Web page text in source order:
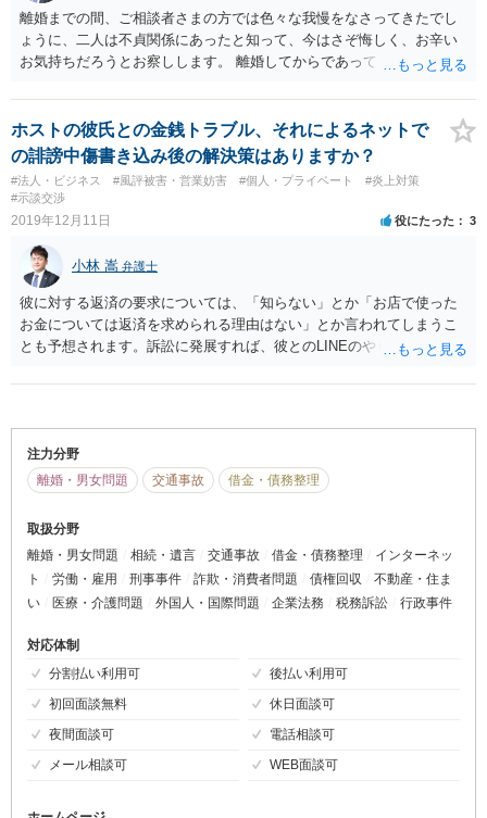
離婚までの間、ご相談者さまの方では色々な我慢をなさってきたでし
ょうに、二人は不貞関係にあったと知って、今はさぞ悔しく、お辛い
お気持ちだろうとお察しします。 離婚してからであっても、離婚前か
主人に対する慰謝料も請求可能です。 興信所にお願いして得た証拠が
離婚前のものか、離婚後のものか、書込みからは分かりませんが、 仮
に後者だとして、こう言った事案ですと、不倫の当事者から離婚する
までは不倫関係ではなかった、などの反論がなされることも多いで
す。 しかし、それでも、婚前から仲睦まじい様子があり、離婚直後に
肉体関係を持っていることを推認させるような証拠が揃っているので
えられます。 一度証拠をご持参の上で、弁護士にご相談なさってはい
かがでしょうか。
ホストの彼氏との金銭トラブル、それによるネットで
の誹謗中傷書き込み後の解決策はありますか？
#法人・ビジネス #風評被害・営業妨害 #個人・プライベート
#炎上対策
#示談交渉
2019年12月11日 役にたった 3
小林 嵩 弁護士
彼に対する返済の要求については、「知らない」とか「お店で使った
お金については返済を求められる理由はない」とか言われてしまうこ
とも予想されます。訴訟に発展すれば、彼とのLINEのやり取りや、そ
問題になりそうです。 無料法律相談の先生のご助言にもあるとおり、
借金の返済という形ではなく、別の方法で損害賠償を求めることも考
えられます。 他方、掲示板への書込みについては、書込内容を拝見し
ていないため不法行為の成否＝示談の必要性は分かりかねますが、 い
ずれにせよお店でお金を使ってくれたら示談にするなどという提案に
は乗るべきではありません。 拝察するに、ご自身の対応には限界があ
検討なさった方が良いと思います。
注力分野
離婚・男女問題
交通事故 借金・債務整理
取扱分野
離婚・男女問題
相続・遺言 交通事故 借金・債務整理
インターネッ
ト
労働・雇用 刑事事件 詐欺・消費者問題 債権回収
不動産・住ま
い
医療・介護問題 外国人・国際問題 企業法務 税務訴訟 行政事件
対応体制
分割払い利用可
後払い利用可
初回面談無料
休日面談可
夜間面談可
電話相談可
メール相談可
WEB面談可